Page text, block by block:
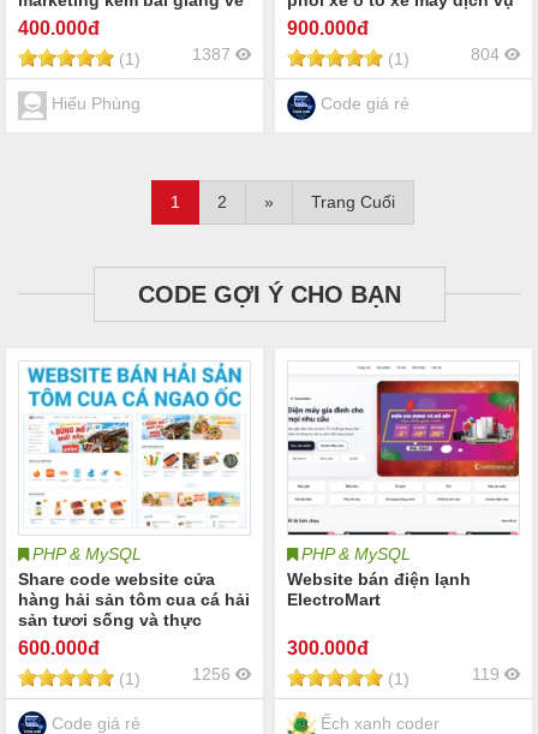
đồ họa
400.000đ
(1) 1387
Hiếu Phùng
sửa chữa bảo hành ô tô. |
Showroom ô tô Honda
Toyota Kia Ford Vinfast
900.000đ
(1) 804
Code giá rẻ
1 2 » Trang Cuối
CODE GỢI Ý CHO BẠN
PHP & MySQL
Share code website cửa
hàng hải sản tôm cua cá hải
sản tươi sống và thực
phẩm đông lạnh | Source
code website bán hải sản
đồ biển Phù hợp cho cửa
hàng hải sản chợ online
doanh nghiệp thực phẩm
600.000đ
(1) 1256
Code giá rẻ
PHP & MySQL
Website bán điện lạnh
ElectroMart
300.000đ
(1) 119
Ếch xanh coder